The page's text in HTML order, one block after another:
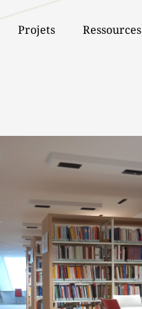
Projets Ressources